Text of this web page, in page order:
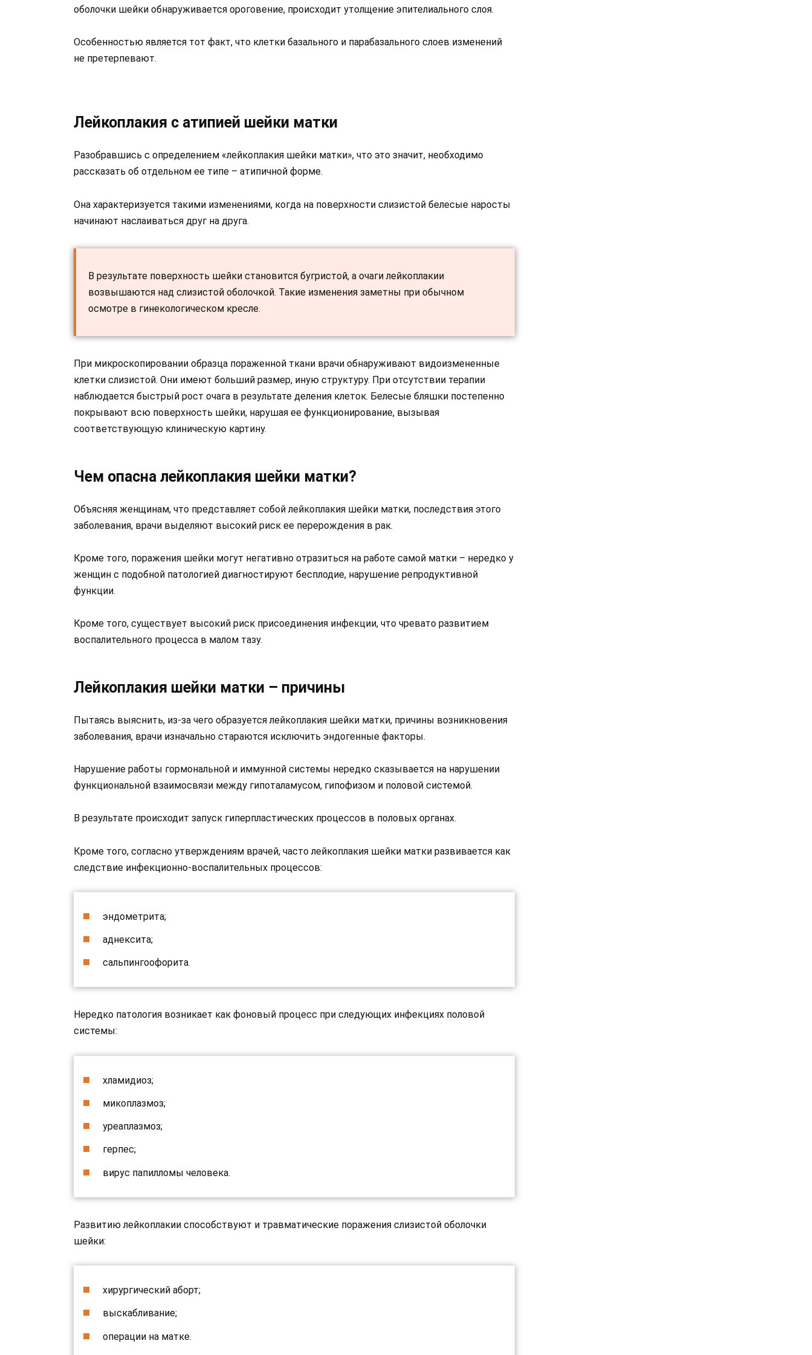
оболочки шейки обнаруживается ороговение, происходит утолщение эпителиального слоя.
Особенностью является тот факт, что клетки базального и парабазального слоев изменений
не претерпевают.
Лейкоплакия с атипией шейки матки
Разобравшись с определением «лейкоплакия шейки матки», что это значит, необходимо
рассказать об отдельном ее типе – атипичной форме.
Она характеризуется такими изменениями, когда на поверхности слизистой белесые наросты
начинают наслаиваться друг на друга.
В результате поверхность шейки становится бугристой, а очаги лейкоплакии
возвышаются над слизистой оболочкой. Такие изменения заметны при обычном
осмотре в гинекологическом кресле.
При микроскопировании образца пораженной ткани врачи обнаруживают видоизмененные
клетки слизистой. Они имеют больший размер, иную структуру. При отсутствии терапии
наблюдается быстрый рост очага в результате деления клеток. Белесые бляшки постепенно
покрывают всю поверхность шейки, нарушая ее функционирование, вызывая
соответствующую клиническую картину.
Чем опасна лейкоплакия шейки матки?
Объясняя женщинам, что представляет собой лейкоплакия шейки матки, последствия этого
заболевания, врачи выделяют высокий риск ее перерождения в рак.
Кроме того, поражения шейки могут негативно отразиться на работе самой матки – нередко у
женщин с подобной патологией диагностируют бесплодие, нарушение репродуктивной
функции.
Кроме того, существует высокий риск присоединения инфекции, что чревато развитием
воспалительного процесса в малом тазу.
Лейкоплакия шейки матки – причины
Пытаясь выяснить, из-за чего образуется лейкоплакия шейки матки, причины возникновения
заболевания, врачи изначально стараются исключить эндогенные факторы.
Нарушение работы гормональной и иммунной системы нередко сказывается на нарушении
функциональной взаимосвязи между гипоталамусом, гипофизом и половой системой.
В результате происходит запуск гиперпластических процессов в половых органах.
Кроме того, согласно утверждениям врачей, часто лейкоплакия шейки матки развивается как
следствие инфекционно-воспалительных процессов:
эндометрита;
аднексита;
сальпингоофорита.
Нередко патология возникает как фоновый процесс при следующих инфекциях половой
системы:
хламидиоз;
микоплазмоз;
уреаплазмоз;
герпес;
вирус папилломы человека.
Развитию лейкоплакии способствуют и травматические поражения слизистой оболочки
шейки:
хирургический аборт;
выскабливание;
операции на матке.